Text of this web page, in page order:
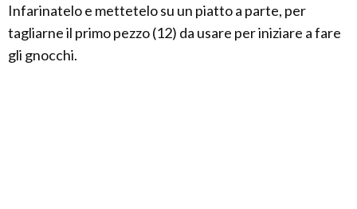
Infarinatelo e mettetelo su un piatto a parte, per
tagliarne il primo pezzo (12) da usare per iniziare a fare
gli gnocchi.